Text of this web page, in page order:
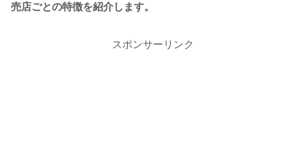
売店ごとの特徴を紹介します。
スポンサーリンク